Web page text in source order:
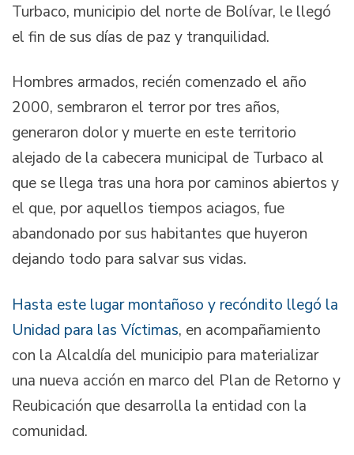
Turbaco, municipio del norte de Bolívar, le llegó
el fin de sus días de paz y tranquilidad.
Hombres armados, recién comenzado el año
2000, sembraron el terror por tres años,
generaron dolor y muerte en este territorio
alejado de la cabecera municipal de Turbaco al
que se llega tras una hora por caminos abiertos y
el que, por aquellos tiempos aciagos, fue
abandonado por sus habitantes que huyeron
dejando todo para salvar sus vidas.
Hasta este lugar montañoso y recóndito llegó la
Unidad para las Víctimas, en acompañamiento
con la Alcaldía del municipio para materializar
una nueva acción en marco del Plan de Retorno y
Reubicación que desarrolla la entidad con la
comunidad.